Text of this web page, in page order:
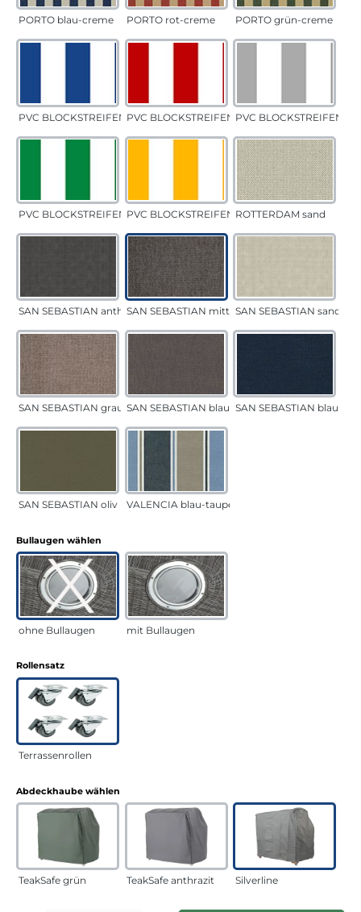
PORTO blau-creme PORTO rot-creme PORTO grün-creme
PVC BLOCKSTREIFEN blauPVC BLOCKSTREIFEN rotPVC BLOCKSTREIFEN
PVC BLOCKSTREIFEN grünPVC BLOCKSTREIFEN gelbROTTERDAM sand
SAN SEBASTIAN anthrazitSAN SEBASTIAN mittelgrauSAN SEBASTIAN sand
SAN SEBASTIAN grau-sandSAN SEBASTIAN blau-sandSAN SEBASTIAN blau
SAN SEBASTIAN oliv VALENCIA blau-taupe
Bullaugen wählen
ohne Bullaugen mit Bullaugen
Rollensatzauswählen
Terrassenrollen
Abdeckhaube wählen
TeakSafe grün TeakSafe anthrazit Silverline